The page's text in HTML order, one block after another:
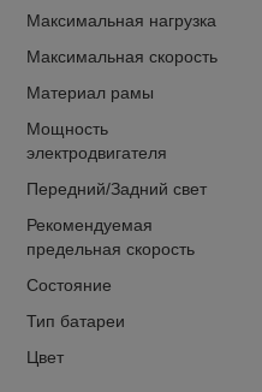
Максимальная нагрузка
Максимальная скорость
Материал рамы
Мощность
электродвигателя
Передний/Задний свет
Рекомендуемая
предельная скорость
Состояние
Тип батареи
Цвет